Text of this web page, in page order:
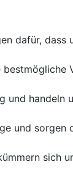
dafür, dass
und handeln
und sorgen
sich